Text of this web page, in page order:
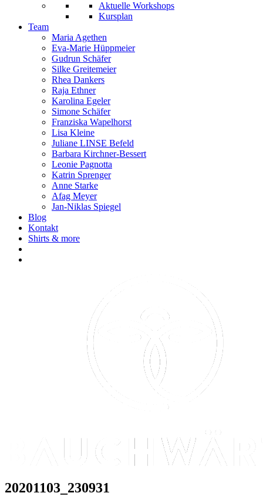
Aktuelle Workshops
Kursplan
Team
Maria Agethen
Eva-Marie Hüppmeier
Gudrun Schäfer
Silke Greitemeier
Rhea Dankers
Raja Ethner
Karolina Egeler
Simone Schäfer
Franziska Wapelhorst
Lisa Kleine
Juliane LINSE Befeld
Barbara Kirchner-Bessert
Leonie Pagnotta
Katrin Sprenger
Anne Starke
Afag Meyer
Jan-Niklas Spiegel
Blog
Kontakt
Shirts & more
20201103_230931